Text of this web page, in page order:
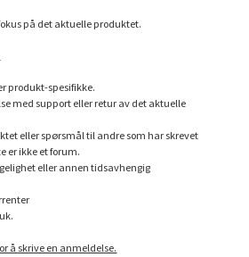
på det aktuelle produktet.
produkt-spesifikke.
med support eller retur av det aktuelle
eller spørsmål til andre som har skrevet
er ikke et forum.
eller annen tidsavhengig
å skrive en anmeldelse.